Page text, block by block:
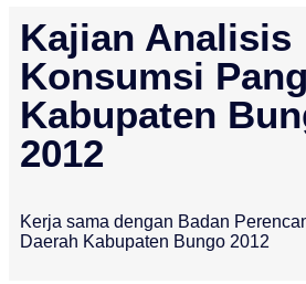
Kajian Analisis
Konsumsi
Kabupaten
2012
Kerja sama dengan Badan
Daerah Kabupaten Bungo 2012